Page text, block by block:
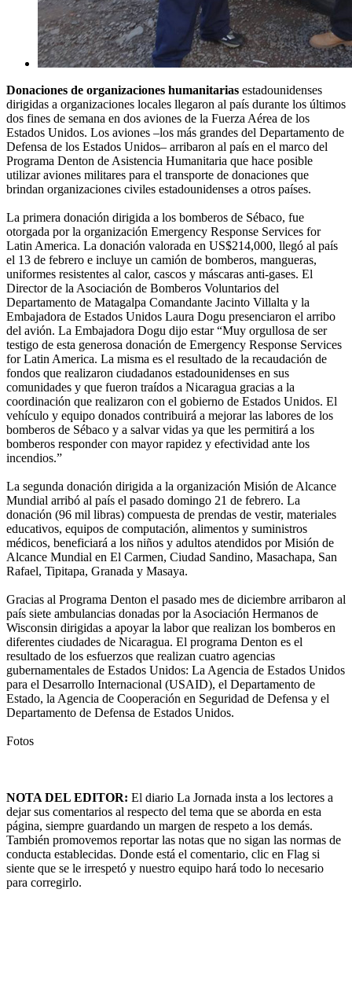
Donaciones de organizaciones humanitarias estadounidenses
dirigidas a organizaciones locales llegaron al país durante los últimos
dos fines de semana en dos aviones de la Fuerza Aérea de los
Estados Unidos. Los aviones –los más grandes del Departamento de
Defensa de los Estados Unidos– arribaron al país en el marco del
Programa Denton de Asistencia Humanitaria que hace posible
utilizar aviones militares para el transporte de donaciones que
brindan organizaciones civiles estadounidenses a otros países.
La primera donación dirigida a los bomberos de Sébaco, fue
otorgada por la organización Emergency Response Services for
Latin America. La donación valorada en US$214,000, llegó al país
el 13 de febrero e incluye un camión de bomberos, mangueras,
uniformes resistentes al calor, cascos y máscaras anti-gases. El
Director de la Asociación de Bomberos Voluntarios del
Departamento de Matagalpa Comandante Jacinto Villalta y la
Embajadora de Estados Unidos Laura Dogu presenciaron el arribo
del avión. La Embajadora Dogu dijo estar “Muy orgullosa de ser
testigo de esta generosa donación de Emergency Response Services
for Latin America. La misma es el resultado de la recaudación de
fondos que realizaron ciudadanos estadounidenses en sus
comunidades y que fueron traídos a Nicaragua gracias a la
coordinación que realizaron con el gobierno de Estados Unidos. El
vehículo y equipo donados contribuirá a mejorar las labores de los
bomberos de Sébaco y a salvar vidas ya que les permitirá a los
bomberos responder con mayor rapidez y efectividad ante los
incendios.”
La segunda donación dirigida a la organización Misión de Alcance
Mundial arribó al país el pasado domingo 21 de febrero. La
donación (96 mil libras) compuesta de prendas de vestir, materiales
educativos, equipos de computación, alimentos y suministros
médicos, beneficiará a los niños y adultos atendidos por Misión de
Alcance Mundial en El Carmen, Ciudad Sandino, Masachapa, San
Rafael, Tipitapa, Granada y Masaya.
Gracias al Programa Denton el pasado mes de diciembre arribaron al
país siete ambulancias donadas por la Asociación Hermanos de
Wisconsin dirigidas a apoyar la labor que realizan los bomberos en
diferentes ciudades de Nicaragua. El programa Denton es el
resultado de los esfuerzos que realizan cuatro agencias
gubernamentales de Estados Unidos: La Agencia de Estados Unidos
para el Desarrollo Internacional (USAID), el Departamento de
Estado, la Agencia de Cooperación en Seguridad de Defensa y el
Departamento de Defensa de Estados Unidos.
Fotos
NOTA DEL EDITOR: El diario La Jornada insta a los lectores a
dejar sus comentarios al respecto del tema que se aborda en esta
página, siempre guardando un margen de respeto a los demás.
También promovemos reportar las notas que no sigan las normas de
conducta establecidas. Donde está el comentario, clic en Flag si
siente que se le irrespetó y nuestro equipo hará todo lo necesario
para corregirlo.